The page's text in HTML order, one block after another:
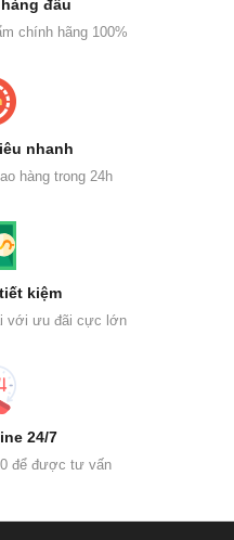
đầu
chính hãng 100%
nhanh
hàng trong 24h
kiệm
với ưu đãi cực lớn
24/7
để được tư vấn